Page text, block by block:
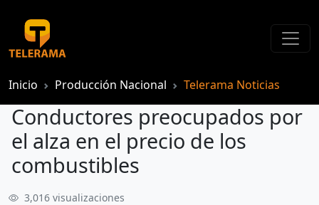
Inicio Producción Nacional Telerama Noticias
Conductores preocupados por
el alza en el precio de los
combustibles
3,016 visualizaciones